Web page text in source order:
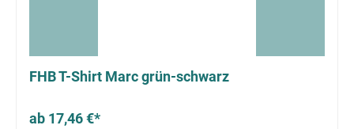
FHB T-Shirt Marc grün-schwarz
ab 17,46 €*